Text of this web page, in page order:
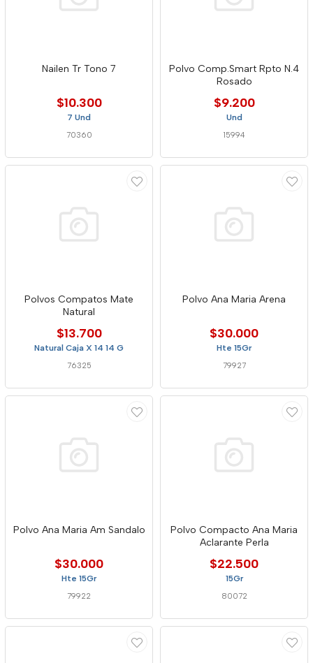
Nailen Tr Tono 7
$10.300
7 Und
70360
Polvo Comp.Smart Rpto N.4
Rosado
$9.200
Und
15994
Polvos Compatos Mate
Natural
$13.700
Natural Caja X 14 14 G
76325
Polvo Ana Maria Arena
$30.000
Hte 15Gr
79927
Polvo Ana Maria Am Sandalo
$30.000
Hte 15Gr
79922
Polvo Compacto Ana Maria
Aclarante Perla
$22.500
15Gr
80072